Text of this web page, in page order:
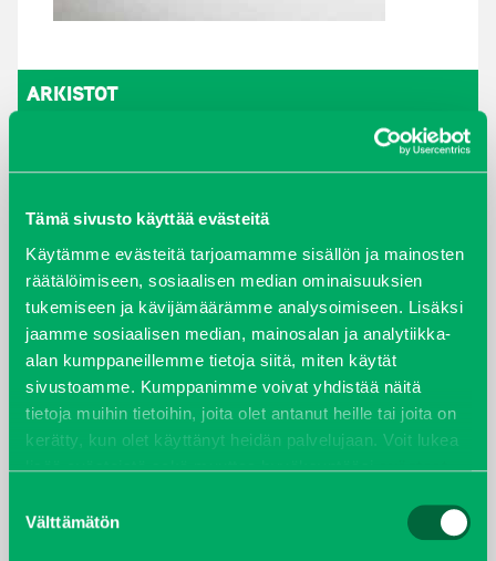
Tämä sivusto käyttää evästeitä
Käytämme evästeitä tarjoamamme sisällön ja mainosten
räätälöimiseen, sosiaalisen median ominaisuuksien
tukemiseen ja kävijämäärämme analysoimiseen. Lisäksi
jaamme sosiaalisen median, mainosalan ja analytiikka-
alan kumppaneillemme tietoja siitä, miten käytät
sivustoamme. Kumppanimme voivat yhdistää näitä
tietoja muihin tietoihin, joita olet antanut heille tai joita on
kerätty, kun olet käyttänyt heidän palvelujaan. Voit lukea
lisää evästeistä sekä muuttaa hyväksyntääsievästeet
valinta
Välttämätön
ARKISTOT
syyskuu 2023
joulukuu 2022
huhtikuu 2022
helmikuu 2022
joulukuu 2021
lokakuu 2021